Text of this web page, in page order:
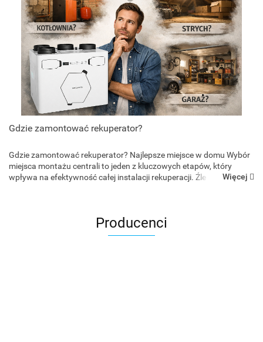
Gdzie zamontować rekuperator?
Gdzie zamontować rekuperator? Najlepsze miejsce w domu Wybór
miejsca montażu centrali to jeden z kluczowych etapów, który
wpływa na efektywność całej instalacji rekuperacji. Źle dobrana
Więcej
Producenci